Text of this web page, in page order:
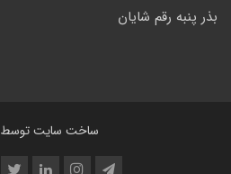
بذر پنبه رقم شایان
ساخت سایت توسط